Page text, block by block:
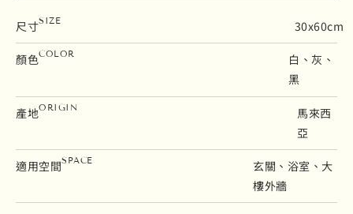
尺寸SIZE 30x60cm
顏色COLOR
白、灰、
黑
產地ORIGIN
馬來西
亞
適用空間SPACE
玄關、浴室、大
樓外牆